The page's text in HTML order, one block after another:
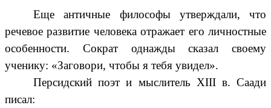
Еще античные философы утверждали, что
речевое развитие человека отражает его личностные
особенности. Сократ однажды сказал своему
ученику: «Заговори, чтобы я тебя увидел».
Персидский поэт и мыслитель XIII в. Саади
писал: